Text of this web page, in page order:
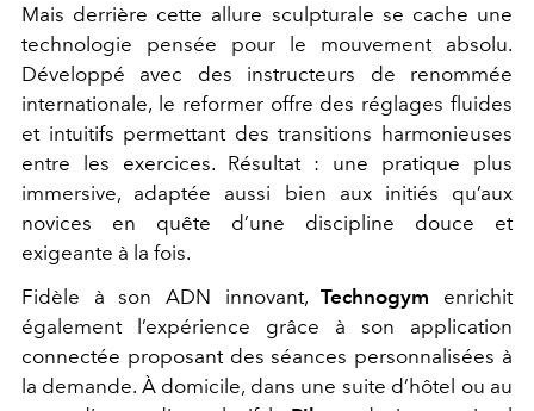
Mais derrière cette allure sculpturale se cache une
technologie pensée pour le mouvement absolu.
Développé avec des instructeurs de renommée
internationale, le reformeroffre des réglages fluides
et intuitifs permettant des transitions harmonieuses
entre les exercices. Résultat : une pratique plus
immersive, adaptée aussi bien aux initiés qu’aux
novices en quête d’une discipline douce et
exigeante à la fois.
Fidèle à son ADN innovant,Technogym enrichit
également l’expérience grâce à son application
connectée proposant des séances personnalisées à
la demande. À domicile, dans une suite d’hôtel ou au